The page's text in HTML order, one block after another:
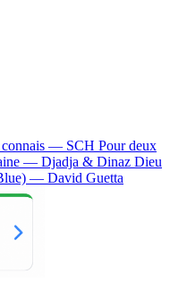
connais — SCH Pour deux
— Djadja & Dinaz Dieu
— David Guetta